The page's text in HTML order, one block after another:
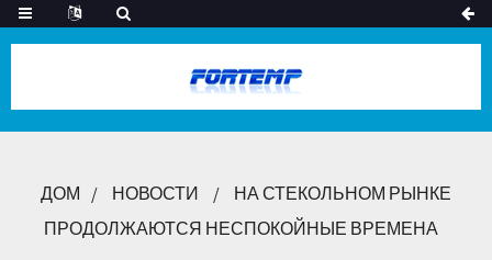
ДОМ НОВОСТИ
НА СТЕКОЛЬНОМ РЫНКЕ
ПРОДОЛЖАЮТСЯ НЕСПОКОЙНЫЕ ВРЕМЕНА